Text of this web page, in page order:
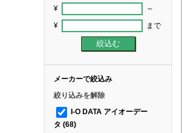
¥ ～
¥ まで
メーカーで絞込み
絞り込みを解除
I-O DATA アイオーデー
タ (68)